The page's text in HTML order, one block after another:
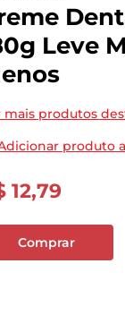
Leve
mais produtos
produto
12,79
Comprar